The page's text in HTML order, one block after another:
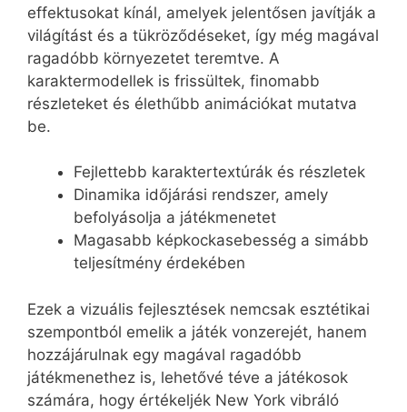
effektusokat kínál, amelyek jelentősen javítják a
világítást és a tükröződéseket, így még magával
ragadóbb környezetet teremtve. A
karaktermodellek is frissültek, finomabb
részleteket és élethűbb animációkat mutatva
be.
Fejlettebb karaktertextúrák és részletek
Dinamika időjárási rendszer, amely
befolyásolja a játékmenetet
Magasabb képkockasebesség a simább
teljesítmény érdekében
Ezek a vizuális fejlesztések nemcsak esztétikai
szempontból emelik a játék vonzerejét, hanem
hozzájárulnak egy magával ragadóbb
játékmenethez is, lehetővé téve a játékosok
számára, hogy értékeljék New York vibráló